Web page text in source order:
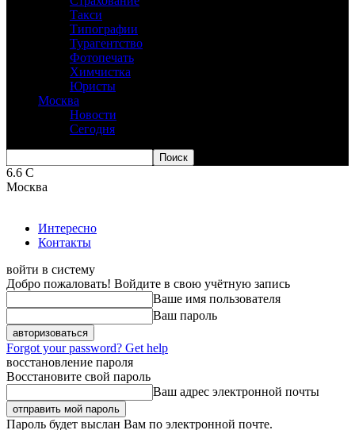
Такси
Типографии
Турагентство
Фотопечать
Химчистка
Юристы
Москва
Новости
Сегодня
6.6 C
Москва
Интересно
Контакты
войти в систему
Добро пожаловать! Войдите в свою учётную запись
Ваше имя пользователя
Ваш пароль
Forgot your password? Get help
восстановление пароля
Восстановите свой пароль
Ваш адрес электронной почты
Пароль будет выслан Вам по электронной почте.